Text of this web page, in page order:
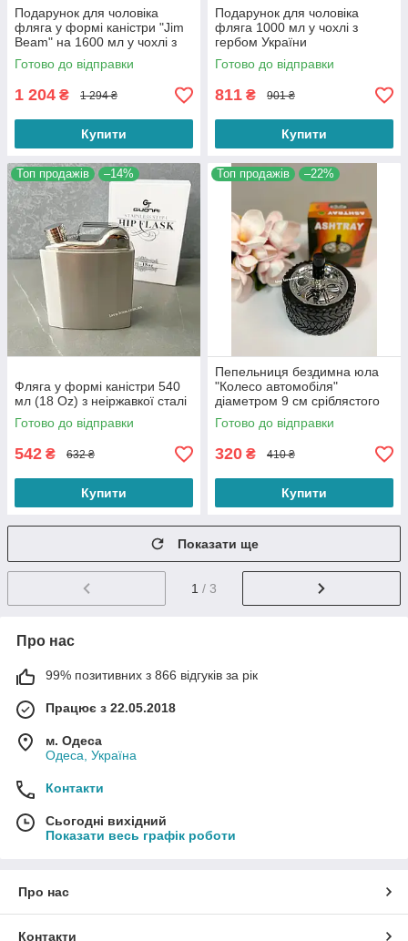
Подарунок для чоловіка
фляга у формі каністри "Jim
Beam" на 1600 мл у чохлі з
ремінцем на плече
Готово до відправки
1 204 ₴ 1 294 ₴
Купити
Подарунок для чоловіка
фляга 1000 мл у чохлі з
гербом України
Готово до відправки
811 ₴ 901 ₴
Купити
Топ продажів –14%
Фляга у формі каністри 540
мл (18 Oz) з неіржавкої сталі
Готово до відправки
542 ₴ 632 ₴
Купити
Топ продажів –22%
Пепельниця бездимна юла
"Колесо автомобіля"
діаметром 9 см сріблястого
кольору
Готово до відправки
320 ₴ 410 ₴
Купити
Показати ще
1 / 3
Про нас
99% позитивних з 866 відгуків за рік
Працює з 22.05.2018
м. Одеса
Одеса, Україна
Контакти
Сьогодні вихідний
Показати весь графік роботи
Про нас
Контакти